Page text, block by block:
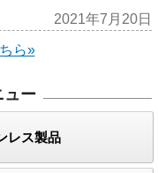
2021年7月20日
ら»
ュー
レス製品